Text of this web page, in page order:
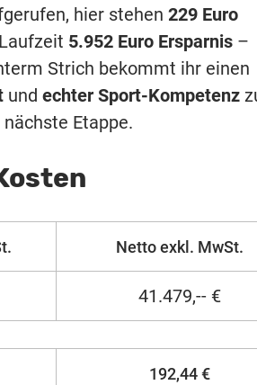
hier stehen 229 Euro
5.952 Euro Ersparnis –
Strich bekommt ihr einen
und echter Sport-Kompetenz
Etappe.
Netto exkl. MwSt.
41.479,-- €
192,44 €